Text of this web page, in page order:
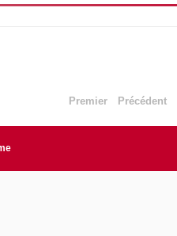
Premier Précédent